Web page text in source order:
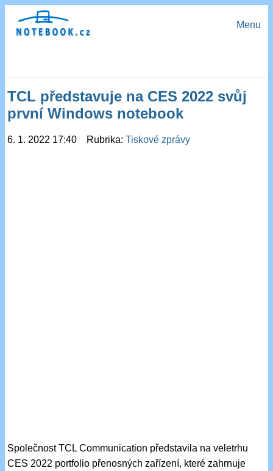
Menu
TCL představuje na CES 2022 svůj
první Windows notebook
6. 1. 2022 17:40 Rubrika:Tiskové zprávy
Společnost TCL Communication představila na veletrhu
CES 2022 portfolio přenosných zařízení, které zahrnuje